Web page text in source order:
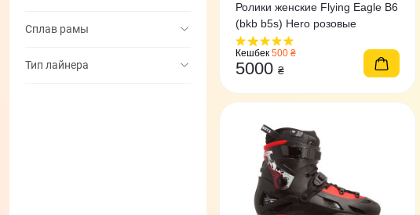
Сплав рамы
Тип лайнера
Ролики женские Flying Eagle B6
(bkb b5s) Hero розовые
Кешбек 500 ₴
5000₴